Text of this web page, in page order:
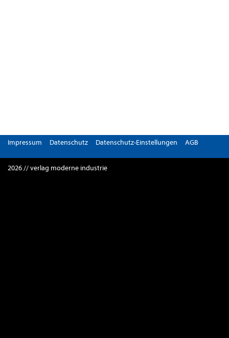
Impressum Datenschutz Datenschutz-Einstellungen AGB
2026 // verlag moderne industrie